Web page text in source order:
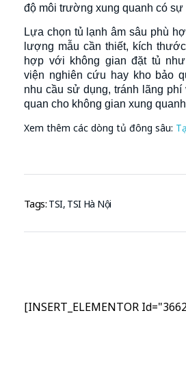
độ môi trường xung quanh có sự
Lựa chọn tủ lạnh âm sâu phù
lượng mẫu cần thiết, kích
hợp với không gian đặt tủ
viện nghiên cứu hay kho bảo
nhu cầu sử dụng, tránh lãng phí
quan cho không gian xung
Xem thêm các dòng tủ đông sâu:
Tags: TSI, TSI Hà Nội
[INSERT_ELEMENTOR